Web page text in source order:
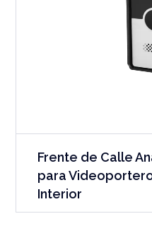
Frente de Calle
para
Interior